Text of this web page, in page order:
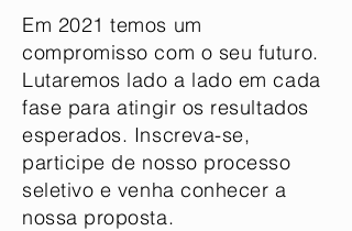
Em 2021 temos um
compromisso com o seu futuro.
Lutaremos lado a lado em cada
fase para atingir os resultados
esperados. Inscreva-se,
participe de nosso processo
seletivo e venha conhecer a
nossa proposta.